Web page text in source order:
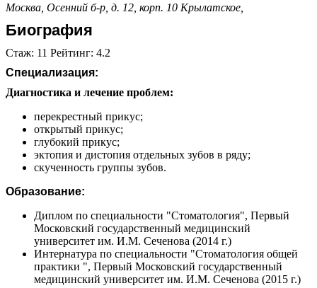
Москва, Осенний б-р, д. 12, корп. 10 Крылатское,
Биография
Стаж: 11 Рейтинг: 4.2
Специализация:
Диагностика и лечение проблем:
перекрестный прикус;
открытый прикус;
глубокий прикус;
эктопия и дистопия отдельных зубов в ряду;
скученность группы зубов.
Образование:
Диплом по специальности "Стоматология", Первый
Московский государственный медицинский
университет им. И.М. Сеченова (2014 г.)
Интернатура по специальности "Стоматология общей
практики ", Первый Московский государственный
медицинский университет им. И.М. Сеченова (2015 г.)